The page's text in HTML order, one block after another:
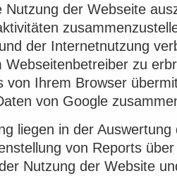
der Webseite
der Internetnutzung
zu
von Ihrem Browser
von Google
liegen in der Auswertung
von Reports
Nutzung der Website